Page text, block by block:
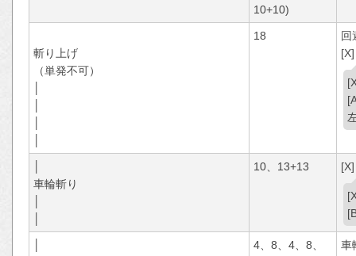
10+10)
斬り上げ
（単発不可）
18
回
[X]
車輪斬り
10、13+13 [X]
4、8、4、8、
車